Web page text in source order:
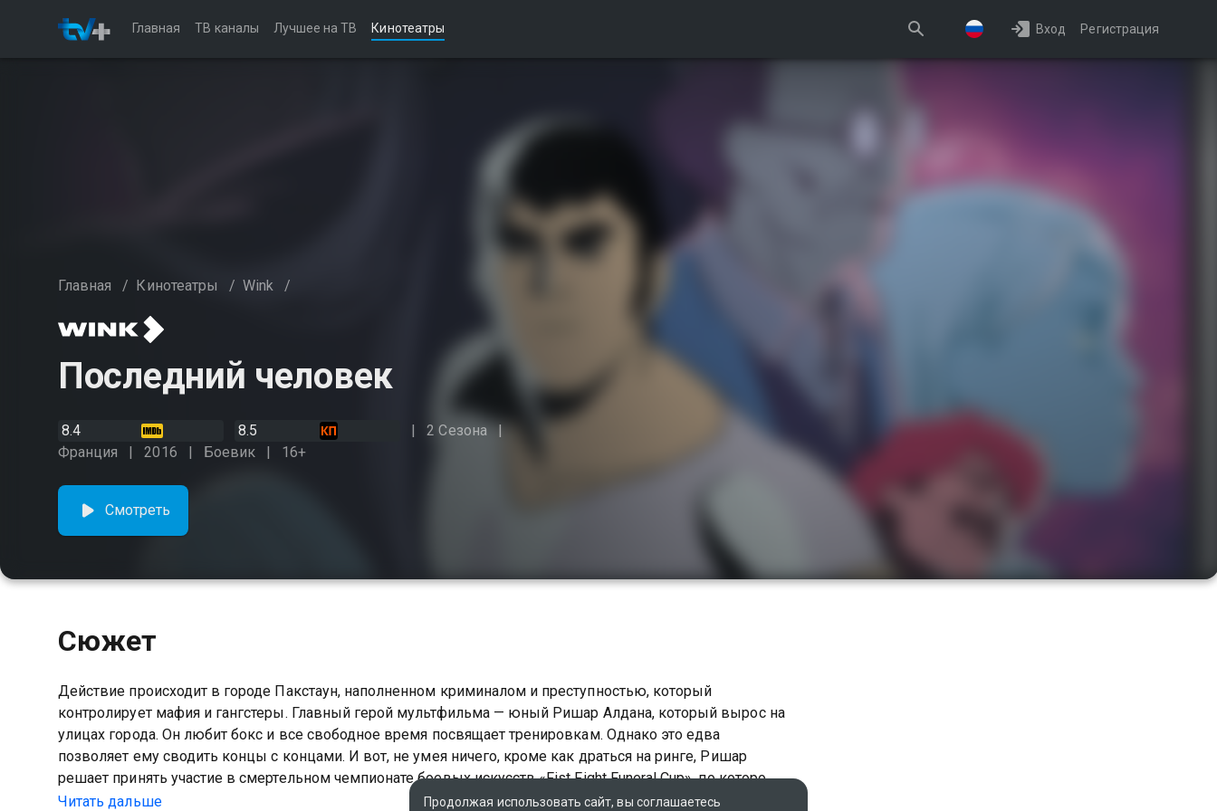
Главная ТВ каналы Лучшее на ТВ Кинотеатры Вход Регистрация
Главная / Кинотеатры / Wink /
Последний человек
8.4 8.5
2 Сезона
Франция
2016 Боевик 16+
Смотреть
Сюжет
Действие происходит в городе Пакстаун, наполненном криминалом и преступностью, который
контролирует мафия и гангстеры. Главный герой мультфильма — юный Ришар Алдана, который вырос на
улицах города. Он любит бокс и все свободное время посвящает тренировкам. Однако это едва
позволяет ему сводить концы с концами. И вот, не умея ничего, кроме как драться на ринге, Ришар
решает принять участие в смертельном чемпионате боевых искусств «Fist Fight Funeral Cup», по которому
сходит с ума весь город.
Читать дальше Продолжая использовать сайт, вы соглашаетесь